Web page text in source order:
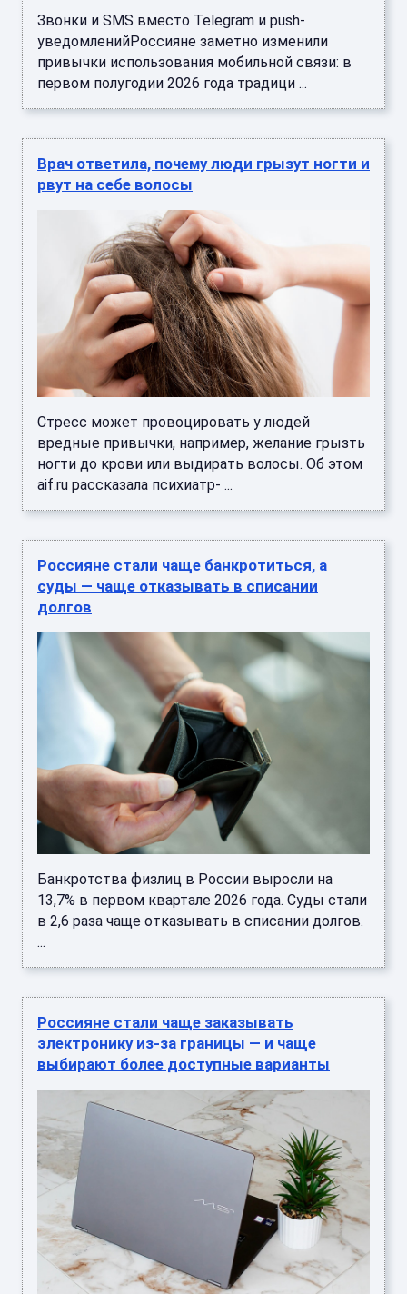
Звонки и SMS вместо Telegram и push-
уведомленийРоссияне заметно изменили
привычки использования мобильной связи: в
первом полугодии 2026 года традици ...
Врач ответила, почему люди грызут ногти и
рвут на себе волосы
Стресс может провоцировать у людей
вредные привычки, например, желание грызть
ногти до крови или выдирать волосы. Об этом
aif.ru рассказала психиатр- ...
Россияне стали чаще банкротиться, а
суды — чаще отказывать в списании
долгов
Банкротства физлиц в России выросли на
13,7% в первом квартале 2026 года. Суды стали
в 2,6 раза чаще отказывать в списании долгов.
...
Россияне стали чаще заказывать
электронику из-за границы — и чаще
выбирают более доступные варианты